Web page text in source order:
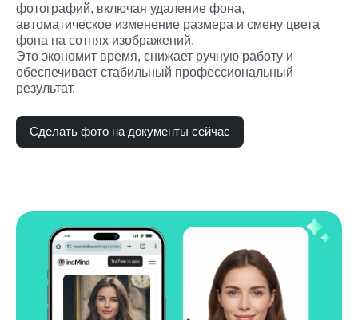
фотографий, включая удаление фона,
автоматическое изменение размера и смену цвета
фона на сотнях изображений.
Это экономит время, снижает ручную работу и
обеспечивает стабильный профессиональный
результат.
Сделать фото на документы сейчас